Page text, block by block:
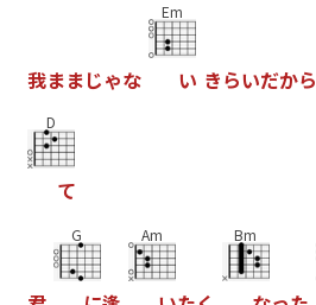
我ままじゃな
Em
い きらいだから
D
て
G Am Bm